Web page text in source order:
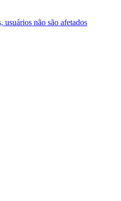
usuários não são afetados